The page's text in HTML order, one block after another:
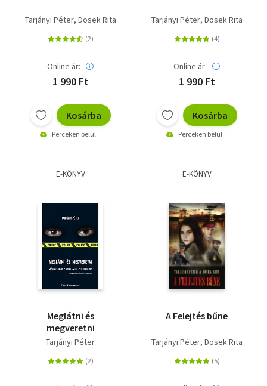
Tarjányi Péter Dosek Rita
Online ár:
1 990 Ft
Kosárba
Perceken belül
Tarjányi Péter Dosek Rita
Online ár:
1 990 Ft
Kosárba
Perceken belül
E-KÖNYV
Meglátni és
megveretni
Tarjányi Péter
E-KÖNYV
A Felejtés bűne
Tarjányi Péter Dosek Rita